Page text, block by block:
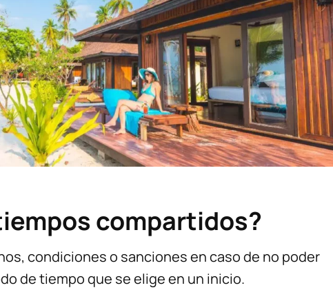
compartidos?
condiciones o sanciones en caso de no poder
de tiempo que se elige en un inicio.